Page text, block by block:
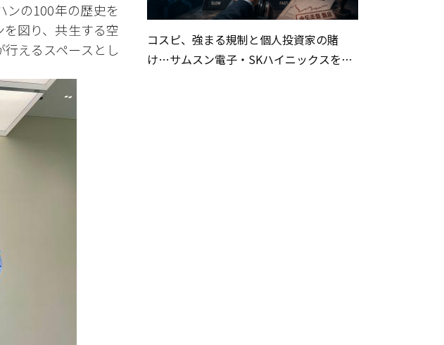
ンの100年の歴史を
図り、共生する空
えるスペースとし
コスピ、強まる規制と個人投資家の賭
け…サムスン電子・SKハイニックスを巡